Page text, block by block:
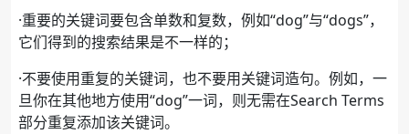
·重要的关键词要包含单数和复数，例如“dog”与“dogs”，
它们得到的搜索结果是不一样的；
·不要使用重复的关键词，也不要用关键词造句。例如，一
旦你在其他地方使用“dog”一词，则无需在Search Terms
部分重复添加该关键词。